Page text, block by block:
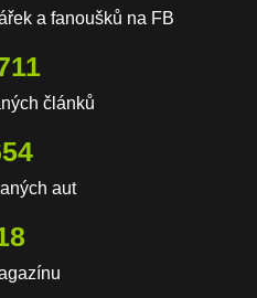
a fanoušků na FB
článků
aut